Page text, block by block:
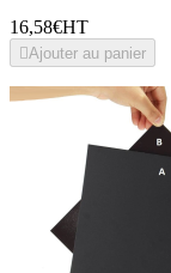
16,58€HT
Ajouter au panier